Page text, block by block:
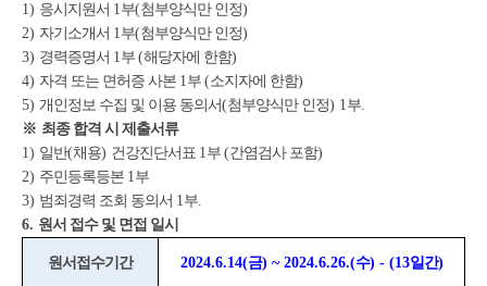
1) 응시지원서 1부(첨부양식만 인정)
2) 자기소개서 1부(첨부양식만 인정)
3) 경력증명서 1부 (해당자에 한함)
4) 자격 또는 면허증 사본 1부 (소지자에 한함)
5) 개인정보 수집 및 이용 동의서(첨부양식만 인정) 1부.
※ 최종 합격 시 제출서류
1) 일반(채용) 건강진단서표 1부 (간염검사 포함)
2) 주민등록등본 1부
3) 범죄경력 조회 동의서 1부.
6. 원서 접수 및 면접 일시
원서접수기간 2024.6.14(금) ~ 2024.6.26.(수) - (13일간)